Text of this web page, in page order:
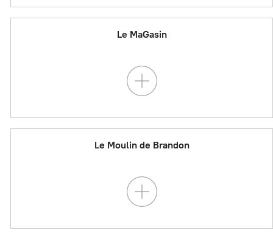
Le MaGasin
Le Moulin de Brandon